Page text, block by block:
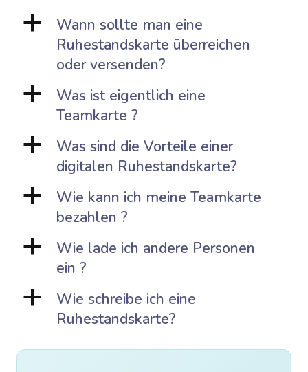
a
Wann sollte man eine
Ruhestandskarte überreichen
oder versenden?
a
Was ist eigentlich eine
Teamkarte ?
a
Was sind die Vorteile einer
digitalen Ruhestandskarte?
a
Wie kann ich meine Teamkarte
bezahlen ?
a
Wie lade ich andere Personen
ein ?
a
Wie schreibe ich eine
Ruhestandskarte?